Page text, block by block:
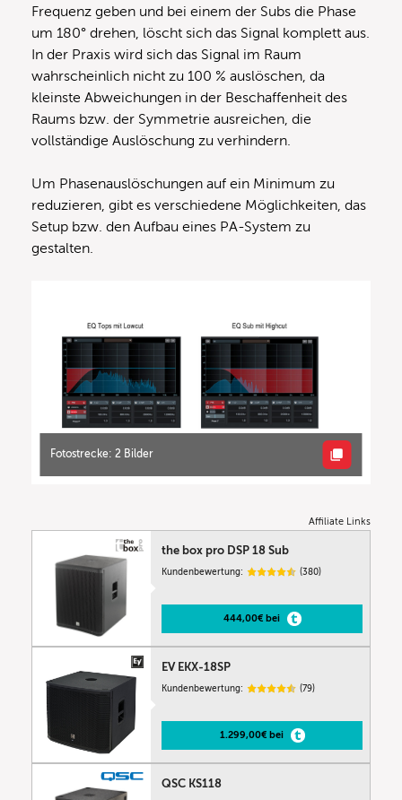
Frequenz geben und bei einem der Subs die Phase
um 180° drehen, löscht sich das Signal komplett aus.
In der Praxis wird sich das Signal im Raum
wahrscheinlich nicht zu 100 % auslöschen, da
kleinste Abweichungen in der Beschaffenheit des
Raums bzw. der Symmetrie ausreichen, die
vollständige Auslöschung zu verhindern.
Um Phasenauslöschungen auf ein Minimum zu
reduzieren, gibt es verschiedene Möglichkeiten, das
Setup bzw. den Aufbau eines PA-System zu
gestalten.
Fotostrecke: 2 Bilder
Affiliate Links
the box pro DSP 18 Sub
Kundenbewertung: (380)
444,00€ bei
EV EKX-18SP
Kundenbewertung: (79)
1.299,00€ bei
QSC KS118